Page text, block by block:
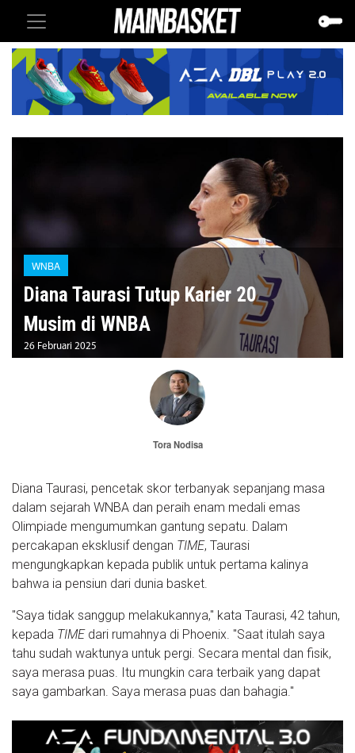
WNBA
Diana Taurasi Tutup Karier 20
Musim di WNBA
26 Februari 2025
Tora Nodisa
Diana Taurasi, pencetak skor terbanyak sepanjang masa
dalam sejarah WNBA dan peraih enam medali emas
Olimpiade mengumumkan gantung sepatu. Dalam
percakapan eksklusif dengan TIME, Taurasi
mengungkapkan kepada publik untuk pertama kalinya
bahwa ia pensiun dari dunia basket.
"Saya tidak sanggup melakukannya," kata Taurasi, 42 tahun,
kepada TIMEdari rumahnya di Phoenix. "Saat itulah saya
tahu sudah waktunya untuk pergi. Secara mental dan fisik,
saya merasa puas. Itu mungkin cara terbaik yang dapat
saya gambarkan. Saya merasa puas dan bahagia."